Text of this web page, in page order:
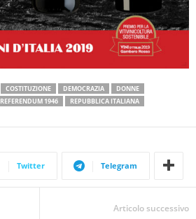
COSTITUZIONE DEMOCRAZIA
DONNE
REFERENDUM 1946
REPUBBLICA ITALIANA
Twitter Telegram
Articolo successivo